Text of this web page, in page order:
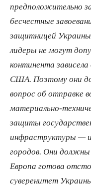
предположительно
бесчестные
защитницей
лидеры не могут
континента
США. Поэтому они
вопрос об отправке
материально-
защиты
инфраструктуры —
городов. Они
Европа готова
суверенитет